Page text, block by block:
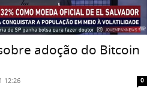
adoção do Bitcoin
12:26 0